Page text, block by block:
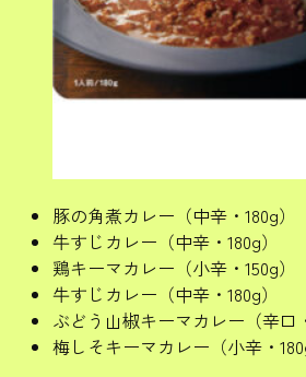
豚の角煮カレー（中辛・180g）
牛すじカレー（中辛・180g）
鶏キーマカレー（小辛・150g）
牛すじカレー（中辛・180g）
ぶどう山椒キーマカレー（辛口
梅しそキーマカレー（小辛・